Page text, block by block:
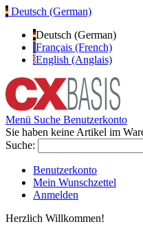
Deutsch (German)
Deutsch (German)
Français (French)
English (Anglais)
Menü Suche Benutzerkonto
Sie haben keine Artikel im
Suche:
Benutzerkonto
Mein Wunschzettel
Anmelden
Herzlich Willkommen!